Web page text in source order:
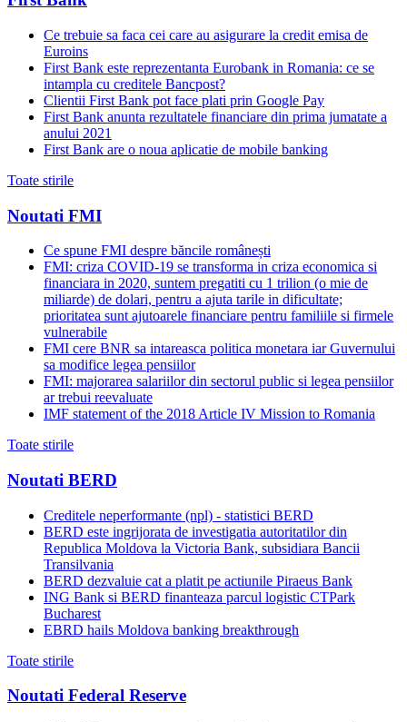
Ce trebuie sa faca cei care au asigurare la credit emisa de
Euroins
First Bank este reprezentanta Eurobank in Romania: ce se
intampla cu creditele Bancpost?
Clientii First Bank pot face plati prin Google Pay
First Bank anunta rezultatele financiare din prima jumatate a
anului 2021
First Bank are o noua aplicatie de mobile banking
Toate stirile
Noutati FMI
Ce spune FMI despre băncile românești
FMI: criza COVID-19 se transforma in criza economica si
financiara in 2020, suntem pregatiti cu 1 trilion (o mie de
miliarde) de dolari, pentru a ajuta tarile in dificultate;
prioritatea sunt ajutoarele financiare pentru familiile si firmele
vulnerabile
FMI cere BNR sa intareasca politica monetara iar Guvernului
sa modifice legea pensiilor
FMI: majorarea salariilor din sectorul public si legea pensiilor
ar trebui reevaluate
IMF statement of the 2018 Article IV Mission to Romania
Toate stirile
Noutati BERD
Creditele neperformante (npl) - statistici BERD
BERD este ingrijorata de investigatia autoritatilor din
Republica Moldova la Victoria Bank, subsidiara Bancii
Transilvania
BERD dezvaluie cat a platit pe actiunile Piraeus Bank
ING Bank si BERD finanteaza parcul logistic CTPark
Bucharest
EBRD hails Moldova banking breakthrough
Toate stirile
Noutati Federal Reserve